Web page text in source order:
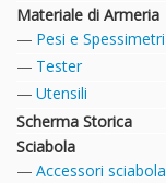
Materiale di Armeria
Pesi e Spessimetri
Tester
Utensili
Scherma Storica
Sciabola
Accessori sciabola